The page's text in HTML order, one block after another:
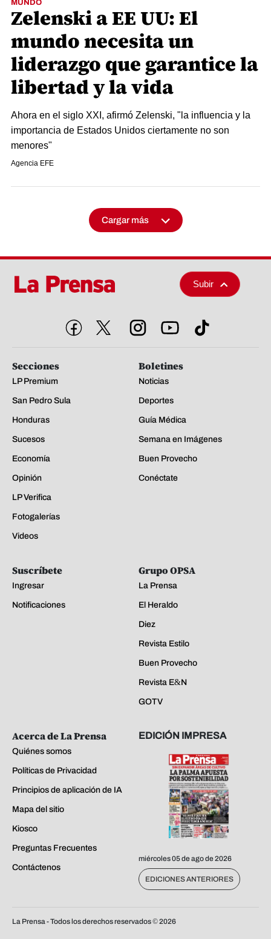
MUNDO
Zelenski a EE UU: El
mundo necesita un
liderazgo que garantice la
libertad y la vida
Ahora en el siglo XXI, afirmó Zelenski, "la influencia y la
importancia de Estados Unidos ciertamente no son
menores"
Agencia EFE
Cargar más
Subir
Secciones
LP Premium
San Pedro Sula
Honduras
Sucesos
Economía
Opinión
LP Verifica
Fotogalerías
Videos
Boletines
Noticias
Deportes
Guía Médica
Semana en Imágenes
Buen Provecho
Conéctate
Suscríbete
Ingresar
Notificaciones
Grupo OPSA
La Prensa
El Heraldo
Diez
Revista Estilo
Buen Provecho
Revista E&N
GOTV
Acerca de La Prensa
Quiénes somos
Políticas de Privacidad
Principios de aplicación de IA
Mapa del sitio
Kiosco
Preguntas Frecuentes
Contáctenos
EDICIÓN IMPRESA
miércoles 05 de ago de 2026
EDICIONES ANTERIORES
La Prensa - Todos los derechos reservados ©2026